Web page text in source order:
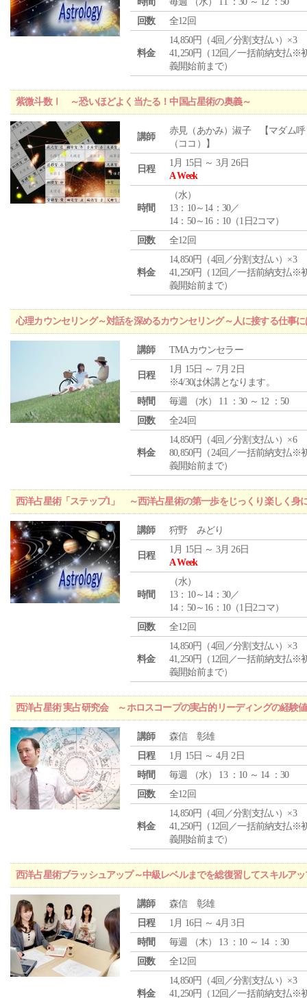
回数
全12回
料金
14,850円（4回／分割支払い）×3
41,250円（12回／一括前納支払※
義開始前まで）
紫微斗数Ⅰ ～恐いほどよく当たる！中国占星術の奥義～
講師
赤見（あかみ）淑子 【マダム呼
（ココ）】
日程
1月 15日 ～ 3月 26日
A Week
時間
（水）
13：10～14：30／
14：50～16：10（1日2コマ）
回数
全12回
料金
14,850円（4回／分割支払い）×3
41,250円（12回／一括前納支払※
義開始前まで）
心理カウンセリング～対話を深めるカウンセリング～人に接する仕事
講師 TMAカウンセラー
日程
1月 15日 ～ 7月 2日
※4/30は休講となります。
時間
毎週 （水） 11 ：30 ～ 12 ：50
回数
全24回
料金
14,850円（4回／分割支払い）×6
80,850円（24回／一括前納支払※
義開始前まで）
西洋占星術「ステップ1」 ～西洋占星術の第一歩をじっくり楽しく身
講師 狩野 みどり
日程
1月 15日 ～ 3月 26日
A Week
時間
（水）
13：10～14：30／
14：50～16：10（1日2コマ）
回数
全12回
料金
14,850円（4回／分割支払い）×3
41,250円（12回／一括前納支払※
義開始前まで）
西洋占星術 実占研究会 ～ホロスコープの実占的リーディングの経験
講師
森信 彰雄
日程
1月 15日 ～ 4月 2日
時間
毎週 （水） 13 ：10 ～ 14 ：30
回数
全12回
料金
14,850円（4回／分割支払い）×3
41,250円（12回／一括前納支払※
義開始前まで）
西洋占星術ブラッシュアップ～中級レベルまでを総復習してスキルア
講師
森信 彰雄
日程
1月 16日 ～ 4月 3日
時間
毎週 （木） 13 ：10 ～ 14 ：30
回数
全12回
料金
14,850円（4回／分割支払い）×3
41,250円（12回／一括前納支払※